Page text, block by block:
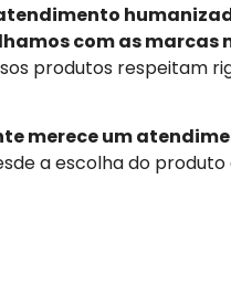
com as marcas
produtos respeitam
merece um
a escolha do